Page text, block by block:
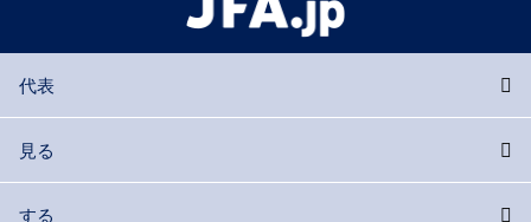
代表
見る
する